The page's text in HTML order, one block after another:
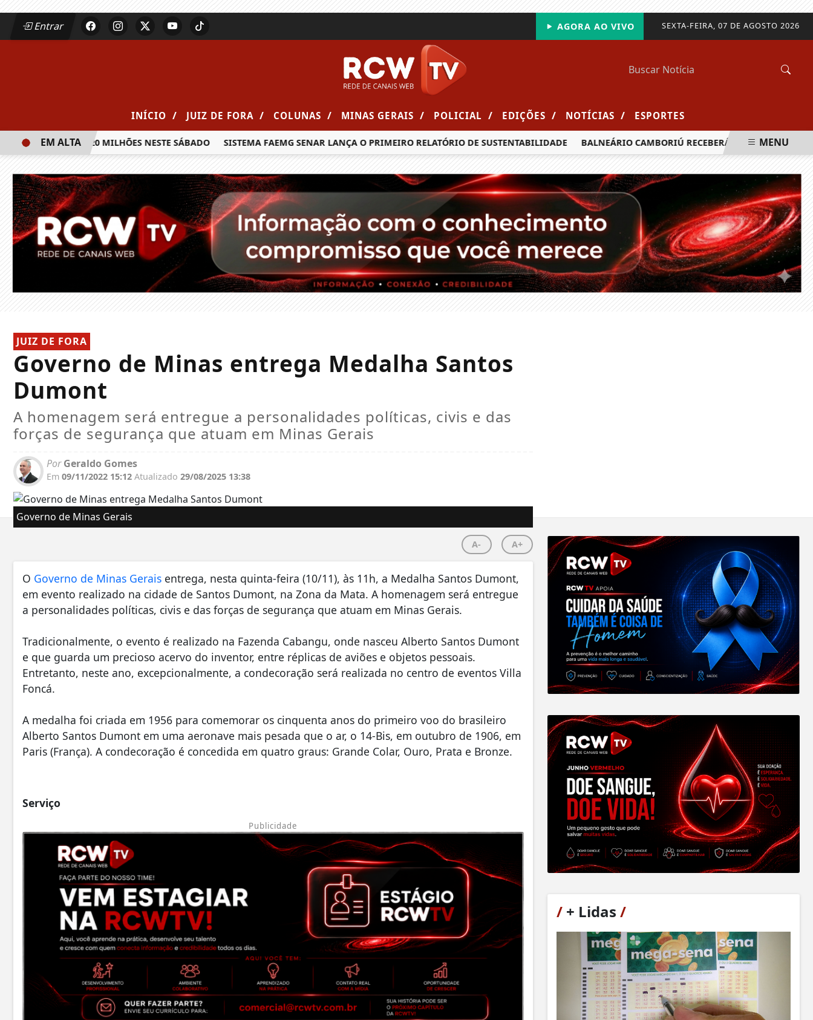
Entrar SEXTA-FEIRA, 07 DE AGOSTO 2026
AGORA AO VIVO
INÍCIO / JUIZ DE FORA / COLUNAS / MINAS GERAIS / POLICIAL / EDIÇÕES / NOTÍCIAS / ESPORTES
PRÊMIO DE R$ 20 MILHÕES NESTE SÁBADO SISTEMA FAEMG SENAR LANÇA O PRIMEIRO RELATÓRIO DE SUSTENTABILIDADE BALNEÁRIO CAMBORIÚ RECEBERÁ MAIS DE 120
EM ALTA MENU
JUIZ DE FORA
Governo de Minas entrega Medalha Santos
Dumont
A homenagem será entregue a personalidades políticas, civis e das
forças de segurança que atuam em Minas Gerais
PorGeraldo Gomes
Em 09/11/2022 15:12 Atualizado 29/08/2025 13:38
Governo de Minas Gerais
A- A+
O Governo de Minas Gerais entrega, nesta quinta-feira (10/11), às 11h, a Medalha Santos Dumont,
em evento realizado na cidade de Santos Dumont, na Zona da Mata. A homenagem será entregue
a personalidades políticas, civis e das forças de segurança que atuam em Minas Gerais.
Tradicionalmente, o evento é realizado na Fazenda Cabangu, onde nasceu Alberto Santos Dumont
e que guarda um precioso acervo do inventor, entre réplicas de aviões e objetos pessoais.
Entretanto, neste ano, excepcionalmente, a condecoração será realizada no centro de eventos Villa
Foncá.
A medalha foi criada em 1956 para comemorar os cinquenta anos do primeiro voo do brasileiro
Alberto Santos Dumont em uma aeronave mais pesada que o ar, o 14-Bis, em outubro de 1906, em
Paris (França). A condecoração é concedida em quatro graus: Grande Colar, Ouro, Prata e Bronze.
Serviço
Publicidade
/+ Lidas /